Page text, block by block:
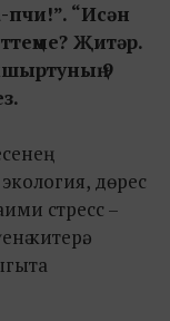
пчи!”. “Исән
Җитәр.
9
дөрес
стресс –
китерә.